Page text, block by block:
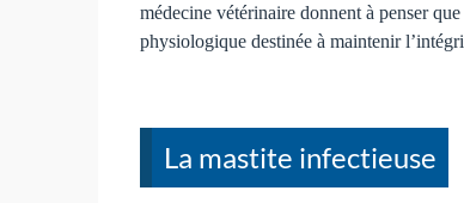
médecine vétérinaire donnent à penser
physiologique destinée à maintenir
La mastite infectieuse